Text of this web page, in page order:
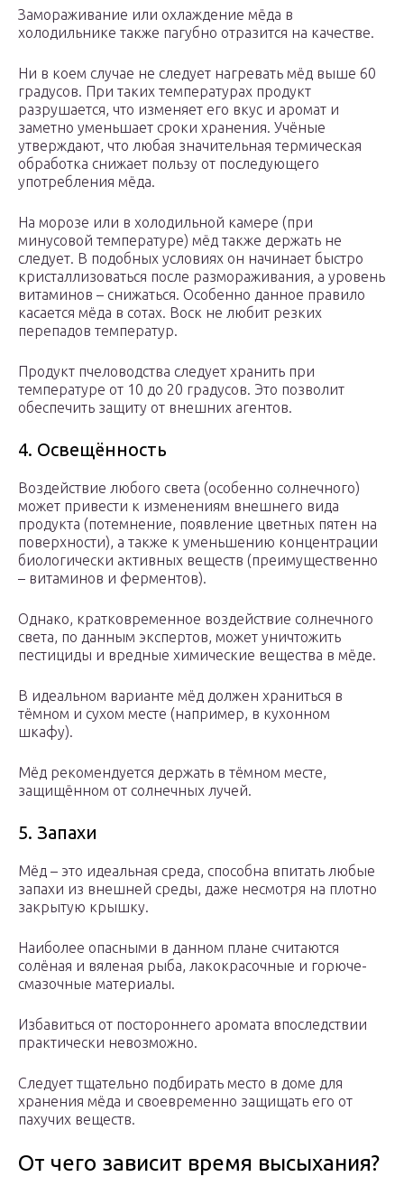
Замораживание или охлаждение мёда в
холодильнике также пагубно отразится на качестве.
Ни в коем случае не следует нагревать мёд выше 60
градусов. При таких температурах продукт
разрушается, что изменяет его вкус и аромат и
заметно уменьшает сроки хранения. Учёные
утверждают, что любая значительная термическая
обработка снижает пользу от последующего
употребления мёда.
На морозе или в холодильной камере (при
минусовой температуре) мёд также держать не
следует. В подобных условиях он начинает быстро
кристаллизоваться после размораживания, а уровень
витаминов – снижаться. Особенно данное правило
касается мёда в сотах. Воск не любит резких
перепадов температур.
Продукт пчеловодства следует хранить при
температуре от 10 до 20 градусов. Это позволит
обеспечить защиту от внешних агентов.
4. Освещённость
Воздействие любого света (особенно солнечного)
может привести к изменениям внешнего вида
продукта (потемнение, появление цветных пятен на
поверхности), а также к уменьшению концентрации
биологически активных веществ (преимущественно
– витаминов и ферментов).
Однако, кратковременное воздействие солнечного
света, по данным экспертов, может уничтожить
пестициды и вредные химические вещества в мёде.
В идеальном варианте мёд должен храниться в
тёмном и сухом месте (например, в кухонном
шкафу).
Мёд рекомендуется держать в тёмном месте,
защищённом от солнечных лучей.
5. Запахи
Мёд – это идеальная среда, способна впитать любые
запахи из внешней среды, даже несмотря на плотно
закрытую крышку.
Наиболее опасными в данном плане считаются
солёная и вяленая рыба, лакокрасочные и горюче-
смазочные материалы.
Избавиться от постороннего аромата впоследствии
практически невозможно.
Следует тщательно подбирать место в доме для
хранения мёда и своевременно защищать его от
пахучих веществ.
От чего зависит время высыхания?